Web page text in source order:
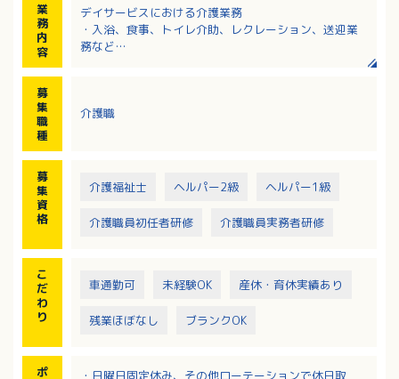
業
務
内
容
デイサービスにおける介護業務
・入浴、食事、トイレ介助、レクレーション、送迎業
務など
募
集
職
種
介護職
募
集
資
格
介護福祉士 ヘルパー2級 ヘルパー1級
介護職員初任者研修 介護職員実務者研修
こ
だ
わ
り
車通勤可 未経験OK 産休・育休実績あり
残業ほぼなし ブランクOK
ポ
・日曜日固定休み、その他ローテーションで休日取